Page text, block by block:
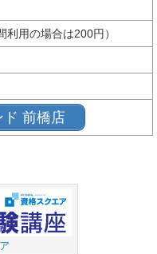
利用の場合は200円）
ド 前橋店